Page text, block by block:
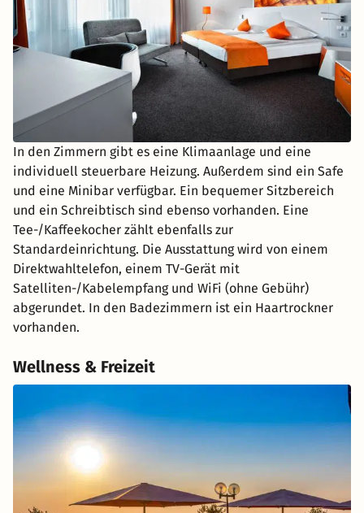
In den Zimmern gibt es eine Klimaanlage und eine
individuell steuerbare Heizung. Außerdem sind ein Safe
und eine Minibar verfügbar. Ein bequemer Sitzbereich
und ein Schreibtisch sind ebenso vorhanden. Eine
Tee-/Kaffeekocher zählt ebenfalls zur
Standardeinrichtung. Die Ausstattung wird von einem
Direktwahltelefon, einem TV-Gerät mit
Satelliten-/Kabelempfang und WiFi (ohne Gebühr)
abgerundet. In den Badezimmern ist ein Haartrockner
vorhanden.
Wellness & Freizeit